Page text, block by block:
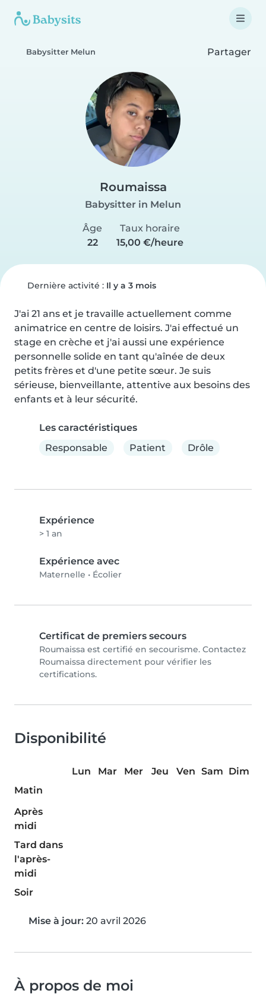
Babysitter Melun Partager
Roumaissa
Babysitter in Melun
Âge
22
Taux horaire
15,00 €/heure
Dernière activité : Il y a 3 mois
J'ai 21 ans et je travaille actuellement comme
animatrice en centre de loisirs. J'ai effectué un
stage en crèche et j'ai aussi une expérience
personnelle solide en tant qu'aînée de deux
petits frères et d'une petite sœur. Je suis
sérieuse, bienveillante, attentive aux besoins des
enfants et à leur sécurité.
Les caractéristiques
Responsable
Patient Drôle
Expérience
> 1 an
Expérience avec
Maternelle • Écolier
Certificat de premiers secours
Roumaissa est certifié en secourisme. Contactez
Roumaissa directement pour vérifier les
certifications.
Disponibilité
Lun Mar Mer Jeu Ven Sam Dim
Matin
Après
midi
Tard dans
l'après-
midi
Soir
Mise à jour: 20 avril 2026
À propos de moi